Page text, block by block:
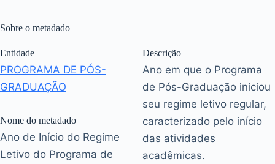
Sobre o metadado
Entidade
PROGRAMA DE PÓS-
GRADUAÇÃO
Nome do metadado
Ano de Início do Regime
Letivo do Programa de
Descrição
Ano em que o Programa
de Pós-Graduação iniciou
seu regime letivo regular,
caracterizado pelo início
das atividades
acadêmicas.